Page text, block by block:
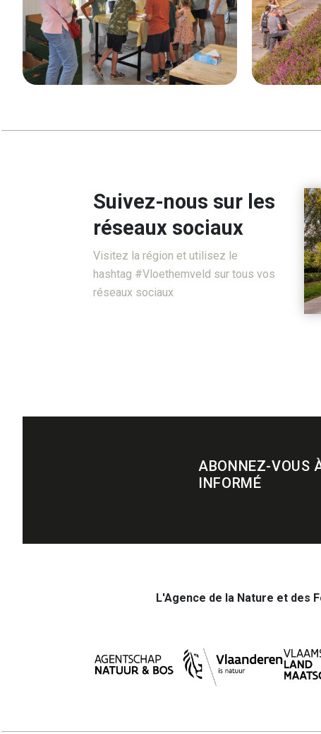
Suivez-nous sur les
réseaux sociaux
Visitez la région et utilisez le
hashtag #Vloethemveld sur tous vos
réseaux sociaux
ABONNEZ-VOUS
INFORMÉ
L'Agence de la Nature et des